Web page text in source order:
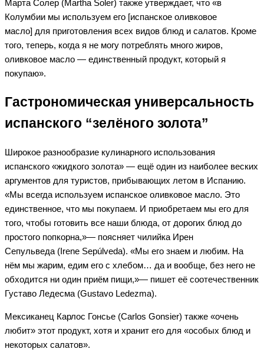
Марта Солер (Martha Soler) также утверждает, что «в
Колумбии мы используем его [испанское оливковое
масло] для приготовления всех видов блюд и салатов. Кроме
того, теперь, когда я не могу потреблять много жиров,
оливковое масло — единственный продукт, который я
покупаю».
Гастрономическая универсальность
испанского “зелёного золота”
Широкое разнообразие кулинарного использования
испанского «жидкого золота» — ещё один из наиболее веских
аргументов для туристов, прибывающих летом в Испанию.
«Мы всегда используем испанское оливковое масло. Это
единственное, что мы покупаем. И приобретаем мы его для
того, чтобы готовить все наши блюда, от дорогих блюд до
простого попкорна,»— поясняет чилийка Ирен
Сепульведа (Irene Sepúlveda). «Мы его знаем и любим. На
нём мы жарим, едим его с хлебом… да и вообще, без него не
обходится ни один приём пищи,»— пишет её соотечественник
Густаво Ледесма (Gustavo Ledezma).
Мексиканец Карлос Гонсье (Carlos Gonsier) также «очень
любит» этот продукт, хотя и хранит его для «особых блюд и
некоторых салатов».